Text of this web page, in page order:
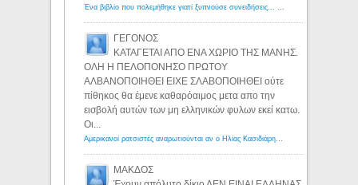
Ένα βιβλίο που πολεμήθηκε γιατί ξυπνούσε συνειδήσεις... - Λόγιος Ερμής | Η γνώση ξεκινάει με την αναζήτηση...
ΓΕΓΟΝΟΣ
ΚΑΤΑΓΕΤΑΙ ΑΠΟ ΕΝΑ ΧΩΡΙΟ ΤΗΣ ΜΑΝΗΣ.
ΟΛΗ Η ΠΕΛΟΠΟΝΗΣΟ ΠΡΩΤΟΥ
ΑΛΒΑΝΟΠΟΙΗΘΕΙ ΕΙΧΕ ΣΛΑΒΟΠΟΙΗΘΕΙ ούτε
πίθηκος θα έμενε καθαρόαιμος μετα απο την
εισβολή αυτών των μη ελληνικών φυλων εκεί κατω.
Οι...
Αμερικανοί ρατσιστές αναρωτιούνται αν ο Ηλίας Κασιδιάρης ανήκει στη λευκή φυλή... - Λόγιος Ερμής
ΜΑΚΔΟΣ